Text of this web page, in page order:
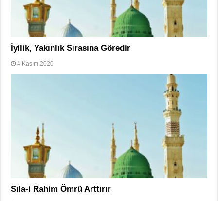
İyilik, Yakınlık Sırasına Göredir
4 Kasım 2020
Sıla-i Rahim Ömrü Arttırır